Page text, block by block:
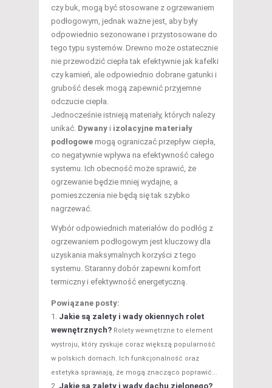
czy buk, mogą być stosowane z ogrzewaniem
podłogowym, jednak ważne jest, aby były
odpowiednio sezonowane i przystosowane do
tego typu systemów. Drewno może ostatecznie
nie przewodzić ciepła tak efektywnie jak kafelki
czy kamień, ale odpowiednio dobrane gatunki i
grubość desek mogą zapewnić przyjemne
odczucie ciepła.
Jednocześnie istnieją materiały, których należy
unikać. Dywany i izolacyjne materiały
podłogowe mogą ograniczać przepływ ciepła,
co negatywnie wpływa na efektywność całego
systemu. Ich obecność może sprawić, że
ogrzewanie będzie mniej wydajne, a
pomieszczenia nie będą się tak szybko
nagrzewać.
Wybór odpowiednich materiałów do podłóg z
ogrzewaniem podłogowym jest kluczowy dla
uzyskania maksymalnych korzyści z tego
systemu. Staranny dobór zapewni komfort
termiczny i efektywność energetyczną.
Powiązane posty:
Jakie są zalety i wady okiennych rolet
wewnętrznych? Rolety wewnętrzne to element
wystroju, który zyskuje coraz większą popularność
w polskich domach. Ich funkcjonalność oraz
estetyka sprawiają, że mogą znacząco poprawić...
Jakie są zalety i wady dachu zielonego?